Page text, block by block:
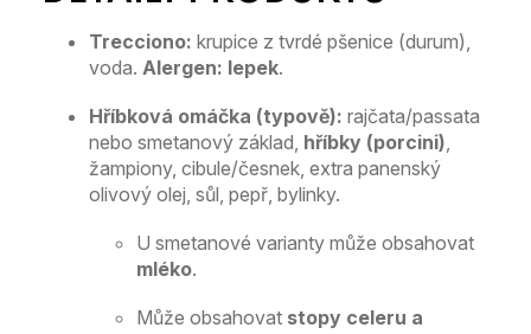
Trecciono: krupice z tvrdé pšenice (durum),
voda. Alergen: lepek.
Hříbková omáčka (typově): rajčata/passata
nebo smetanový základ, hříbky (porcini),
žampiony, cibule/česnek, extra panenský
olivový olej, sůl, pepř, bylinky.
U smetanové varianty může obsahovat
mléko.
Může obsahovat stopy celeru a